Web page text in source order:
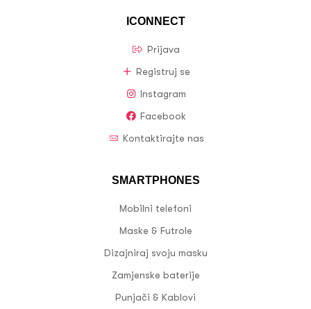
ICONNECT
Prijava
Registruj se
Instagram
Facebook
Kontaktirajte nas
SMARTPHONES
Mobilni telefoni
Maske & Futrole
Dizajniraj svoju masku
Zamjenske baterije
Punjači & Kablovi